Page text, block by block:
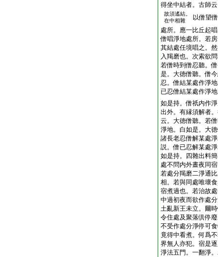
得坐中結者。古師
故須遙結。
在中相雜
以僧望
處所。應一比丘起
僧唱淨地處所。若
其結處任境唱之。
入羯磨也。次索欲
若僧時到僧忍聽。
是。大徳僧聽。僧
忍。僧結某處作淨
已忍僧結某處作淨
如是持。僧祇内作
出外。有縁須解者
云。大徳僧聽。若
淨地。白如是。大
諸長老忍僧解某處
説。僧已忍解某處
如是持。四雜出料
處不問内外晝夜同
若處分羯磨二淨通
相。若與同處唯壞
宿煮過也。若治故
中過初夜而欲作處
土亂新王未立。爾
令住處及聚落倶停
不受作處分淨停可
竟得中看煮。何爲
界無人亦犯。宿是
淨法五門。一翻淨